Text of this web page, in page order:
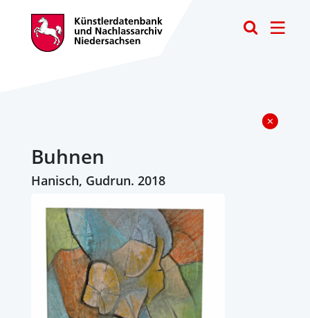
Buhnen
Hanisch, Gudrun. 2018